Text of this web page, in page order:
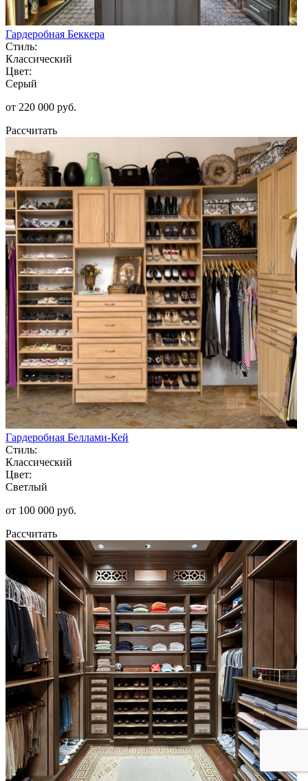
Гардеробная Беккера
Стиль:
Классический
Цвет:
Серый
от 220 000 руб.
Рассчитать
Гардеробная Беллами-Кей
Стиль:
Классический
Цвет:
Светлый
от 100 000 руб.
Рассчитать